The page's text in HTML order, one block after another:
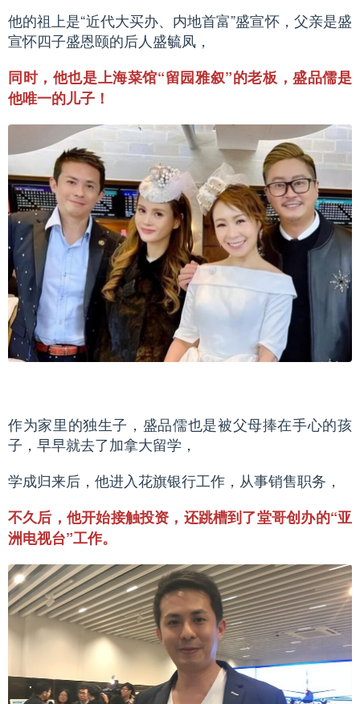
他的祖上是“近代大买办、内地首富”盛宣怀，父亲是盛
宣怀四子盛恩颐的后人盛毓凤，
同时，他也是上海菜馆“留园雅叙”的老板，盛品儒是
他唯一的儿子！
作为家里的独生子，盛品儒也是被父母捧在手心的孩
子，早早就去了加拿大留学，
学成归来后，他进入花旗银行工作，从事销售职务，
不久后，他开始接触投资，还跳槽到了堂哥创办的“亚
洲电视台”工作。